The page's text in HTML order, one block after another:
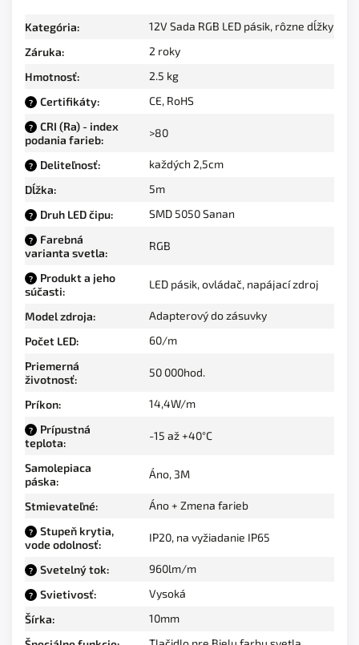
Kategória:
12V Sada RGB LED pásik, rôzne dĺžky
Záruka:
2 roky
Hmotnosť: 2.5 kg
? Certifikáty: CE, RoHS
?
CRI (Ra) - index
podania farieb:
>80
? Deliteľnosť:
každých 2,5cm
Dĺžka: 5m
? Druh LED čipu: SMD 5050 Sanan
?
Farebná
varianta svetla:
RGB
?
Produkt a jeho
súčasti:
LED pásik, ovládač, napájací zdroj
Model zdroja:
Adapterový do zásuvky
Počet LED:
60/m
Priemerná
životnosť:
50 000hod.
Príkon: 14,4W/m
?
Prípustná
teplota:
-15 až +40°C
Samolepiaca
páska:
Áno, 3M
Stmievateľné: Áno + Zmena farieb
?
Stupeň krytia,
vode odolnosť:
IP20, na vyžiadanie IP65
? Svetelný tok: 960lm/m
? Svietivosť:
Vysoká
Šírka:
10mm